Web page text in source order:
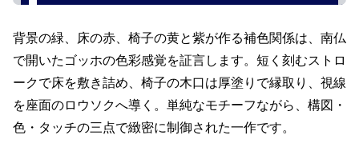
背景の緑、床の赤、椅子の黄と紫が作る補色関係は、南仏
で開いたゴッホの色彩感覚を証言します。短く刻むストロ
ークで床を敷き詰め、椅子の木口は厚塗りで縁取り、視線
を座面のロウソクへ導く。単純なモチーフながら、構図・
色・タッチの三点で緻密に制御された一作です。